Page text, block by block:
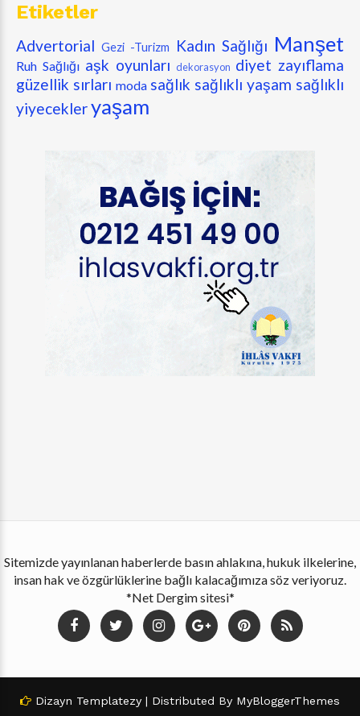
Etiketler
Advertorial Gezi -Turizm Kadın Sağlığı Manşet
Ruh Sağlığı aşk oyunları dekorasyon diyet zayıflama
güzellik sırları moda sağlık sağlıklı yaşam sağlıklı
yiyecekleryaşam
Sitemizde yayınlanan haberlerde basın ahlakına, hukuk ilkelerine,
insan hak ve özgürlüklerine bağlı kalacağımıza söz veriyoruz.
*Net Dergim sitesi*
Dizayn Templatezy | Distributed By MyBloggerThemes